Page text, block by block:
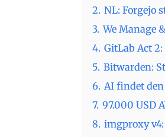
2. NL: Forgejo
3. We Manage
4. GitLab Act
5. Bitwarden:
6. AI findet
7. 97.000 USD
8. imgproxy